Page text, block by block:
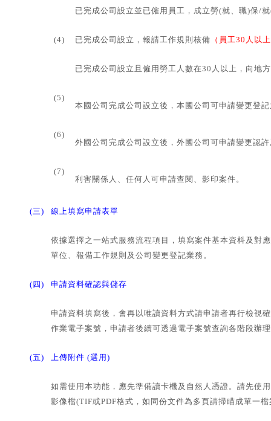
已完成公司設立並已僱用員工，成立勞(就、職)保/
(4) 已完成公司設立，報請工作規則核備 （員工30人以
已完成公司設立且僱用勞工人數在30人以上，向地
(5)
本國公司完成公司設立後，本國公司可申請變更登
(6)
外國公司完成公司設立後，外國公司可申請變更認
(7)
利害關係人、任何人可申請查閱、影印案件。
(三) 線上填寫申請表單
依據選擇之一站式服務流程項目，填寫案件基本資枓及對
單位、報備工作規則及公司變更登記業務。
(四) 申請資料確認與儲存
申請資料填寫後，會再以唯讀資料方式請申請者再行檢視
作業電子案號，申請者後續可透過電子案號查詢各階段辦
(五) 上傳附件 (選用)
如需使用本功能，應先準備讀卡機及自然人憑證。請先使
影像檔(TIF或PDF格式，如同份文件為多頁請掃瞄成單一